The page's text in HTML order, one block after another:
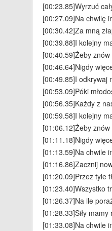
[00:23.85]Wyrzuć
[00:27.09]Na chwilę
[00:30.42]Za mną
[00:39.88]I kolejny
[00:40.59]Żeby
[00:46.64]Nigdy
[00:49.85]I odkrywaj
[00:53.09]Póki
[00:56.35]Każdy z
[00:59.58]I kolejny
[01:06.12]Żeby
[01:11.18]Nigdy
[01:13.59]Na chwile
[01:16.86]Zacznij
[01:20.09]Przez tyle
[01:23.40]Wszystko
[01:26.37]Na ile
[01:28.33]Siły mamy
[01:33.08]Na chwile